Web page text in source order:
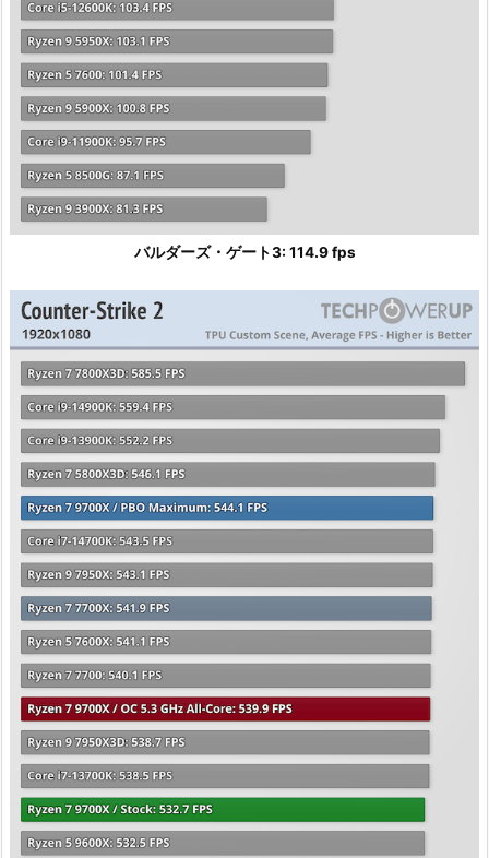
バルダーズ・ゲート3: 114.9 fps